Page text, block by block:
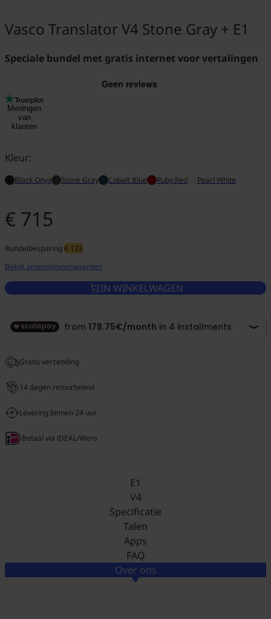
Vasco Translator V4 Stone Gray + E1
Speciale bundel met gratis internet voor vertalingen
Meningen
van
klanten
Gratis verzending
14 dagen retourbeleid
Levering binnen 24 uur
Betaal via iDEAL/Wero
Kleur:
Black Onyx Stone Gray Cobalt Blue Ruby Red Pearl White
€ 715
Bundelbesparing € 123
Bekijk promotievoorwaarden
IN WINKELWAGEN
Over ons
E1
V4
Specificatie
Talen
Apps
FAQ